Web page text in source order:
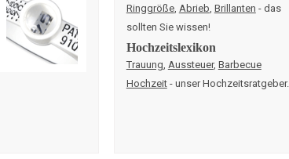
Ringgröße, Abrieb Brillanten - das
sollten Sie wissen!
Hochzeitslexikon
Trauung Aussteuer, Barbecue
Hochzeit- unser Hochzeitsratgeber.